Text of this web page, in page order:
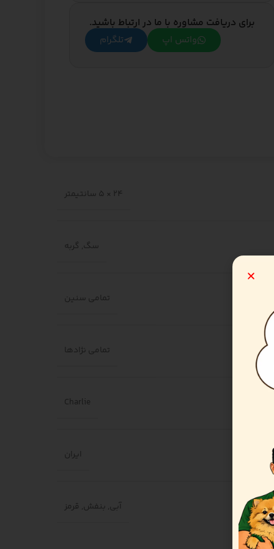
برای دریافت مشاوره با ما در ارتباط باشید.
تلگرام واتس اپ
24 × 5 سانتیمتر
سگ, گربه
تمامی سنین
تمامی نژادها
Charlie
ایران
آبی, بنفش, قرمز